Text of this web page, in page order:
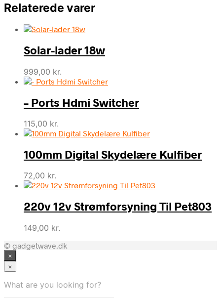
Relaterede varer
Solar-lader 18w
999,00 kr.
– Ports Hdmi Switcher
115,00 kr.
100mm Digital Skydelære Kulfiber
72,00 kr.
220v 12v Strømforsyning Til Pet803
149,00 kr.
© gadgetwave.dk
×
×
What are you looking for?